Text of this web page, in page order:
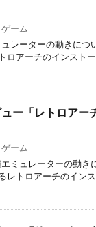
ゲーム
レーターの動きにつ
ロアーチのインスト
ー「レトロアー
ゲーム
ミュレーターの動き
レトロアーチのイン